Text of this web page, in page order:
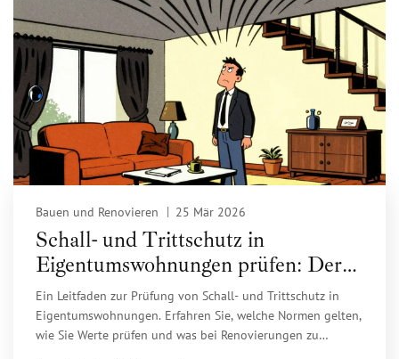
Bauen und Renovieren 25 Mär 2026
Schall- und Trittschutz in
Eigentumswohnungen prüfen: Der
praktische Leitfaden
Ein Leitfaden zur Prüfung von Schall- und Trittschutz in
Eigentumswohnungen. Erfahren Sie, welche Normen gelten,
wie Sie Werte prüfen und was bei Renovierungen zu